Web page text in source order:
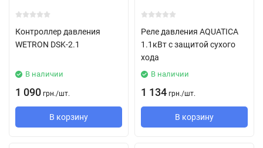
Контроллер давления
WETRON DSK-2.1
В наличии
1 090 грн./шт.
В корзину
Реле давления AQUATICA
1.1кВт с защитой сухого
хода
В наличии
1 134 грн./шт.
В корзину